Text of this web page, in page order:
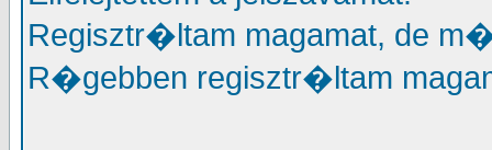
Regisztr�ltam magamat, de
R�gebben regisztr�ltam